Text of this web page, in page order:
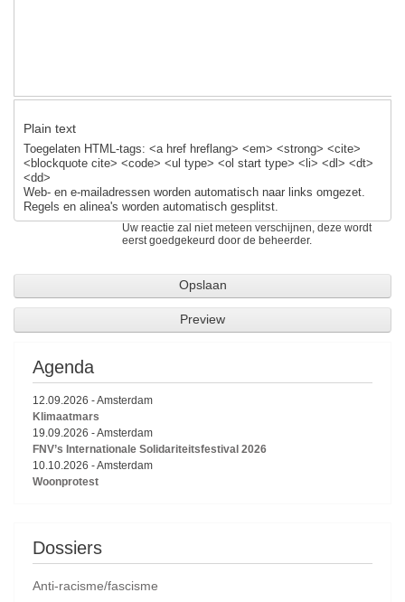
Plain text
Toegelaten HTML-tags: <a href hreflang> <em> <strong> <cite>
<blockquote cite> <code> <ul type> <ol start type> <li> <dl> <dt>
<dd>
Web- en e-mailadressen worden automatisch naar links omgezet.
Regels en alinea's worden automatisch gesplitst.
Uw reactie zal niet meteen verschijnen, deze wordt
eerst goedgekeurd door de beheerder.
Agenda
12.09.2026 -Amsterdam
Klimaatmars
19.09.2026 -Amsterdam
FNV’s Internationale Solidariteitsfestival 2026
10.10.2026 -Amsterdam
Woonprotest
Dossiers
Anti-racisme/fascisme